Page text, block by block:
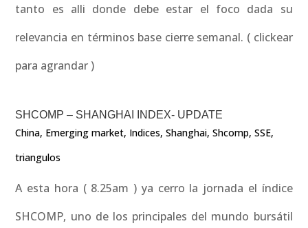
tanto es alli donde debe estar el foco dada su
relevancia en términos base cierre semanal. ( clickear
para agrandar )
SHCOMP – SHANGHAI INDEX- UPDATE
China, Emerging market, Indices,Shanghai,Shcomp,SSE,
triangulos
A esta hora ( 8.25am ) ya cerro la jornada el índice
SHCOMP, uno de los principales del mundo bursátil